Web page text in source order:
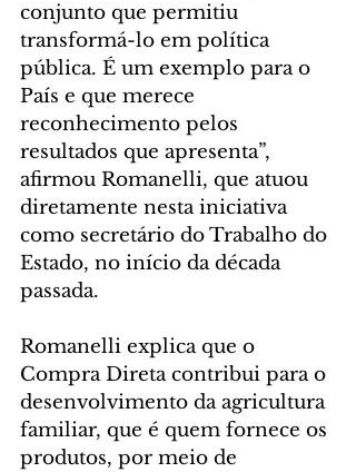
conjunto que permitiu
transformá-lo em política
pública. É um exemplo para o
País e que merece
reconhecimento pelos
resultados que apresenta”,
afirmou Romanelli, que atuou
diretamente nesta iniciativa
como secretário do Trabalho do
Estado, no início da década
passada.
Romanelli explica que o
Compra Direta contribui para o
desenvolvimento da agricultura
familiar, que é quem fornece os
produtos, por meio de